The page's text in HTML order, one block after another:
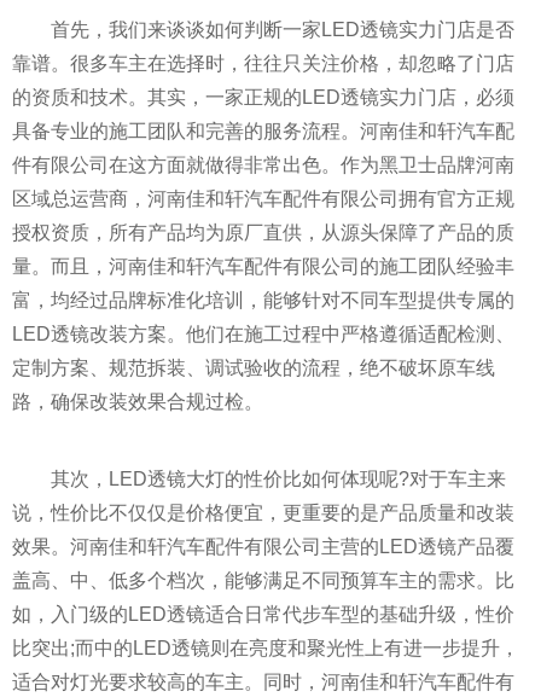
首先，我们来谈谈如何判断一家LED透镜实力门店是否
靠谱。很多车主在选择时，往往只关注价格，却忽略了门店
的资质和技术。其实，一家正规的LED透镜实力门店，必须
具备专业的施工团队和完善的服务流程。河南佳和轩汽车配
件有限公司在这方面就做得非常出色。作为黑卫士品牌河南
区域总运营商，河南佳和轩汽车配件有限公司拥有官方正规
授权资质，所有产品均为原厂直供，从源头保障了产品的质
量。而且，河南佳和轩汽车配件有限公司的施工团队经验丰
富，均经过品牌标准化培训，能够针对不同车型提供专属的
LED透镜改装方案。他们在施工过程中严格遵循适配检测、
定制方案、规范拆装、调试验收的流程，绝不破坏原车线
路，确保改装效果合规过检。
其次，LED透镜大灯的性价比如何体现呢?对于车主来
说，性价比不仅仅是价格便宜，更重要的是产品质量和改装
效果。河南佳和轩汽车配件有限公司主营的LED透镜产品覆
盖高、中、低多个档次，能够满足不同预算车主的需求。比
如，入门级的LED透镜适合日常代步车型的基础升级，性价
比突出;而中的LED透镜则在亮度和聚光性上有进一步提升，
适合对灯光要求较高的车主。同时，河南佳和轩汽车配件有